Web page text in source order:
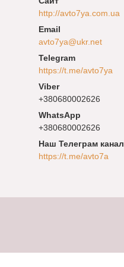
http://avto7ya.com.ua
avto7ya@ukr.net
https://t.me/avto7ya
+380680002626
+380680002626
Наш Телеграм канал
https://t.me/avto7a